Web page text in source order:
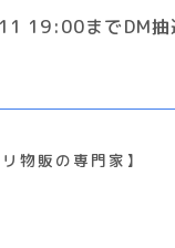
19:00までDM抽
物販の専門家】